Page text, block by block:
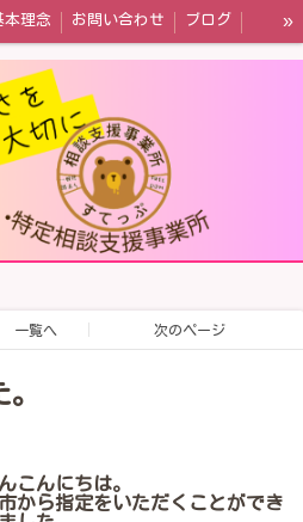
本理念 お問い合わせ ブログ »
一覧へ 次のページ
こんにちは。
から指定をいただくことができ